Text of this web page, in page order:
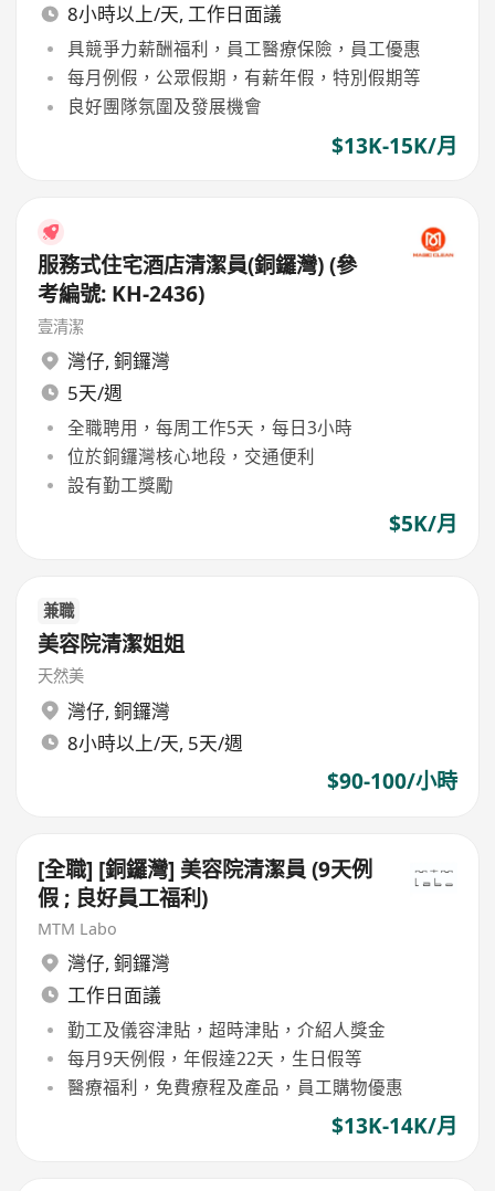
8小時以上/天, 工作日面議
具競爭力薪酬福利，員工醫療保險，員工優惠
每月例假，公眾假期，有薪年假，特別假期等
良好團隊氛圍及發展機會
$13K-15K/月
服務式住宅酒店清潔員(銅鑼灣) (參
考編號: KH-2436)
壹清潔
灣仔, 銅鑼灣
5天/週
全職聘用，每周工作5天，每日3小時
位於銅鑼灣核心地段，交通便利
設有勤工獎勵
$5K/月
兼職
美容院清潔姐姐
天然美
灣仔, 銅鑼灣
8小時以上/天, 5天/週
$90-100/小時
[全職] [銅鑼灣] 美容院清潔員 (9天例
假 ; 良好員工福利)
MTM Labo
灣仔, 銅鑼灣
工作日面議
勤工及儀容津貼，超時津貼，介紹人獎金
每月9天例假，年假達22天，生日假等
醫療福利，免費療程及產品，員工購物優惠
$13K-14K/月